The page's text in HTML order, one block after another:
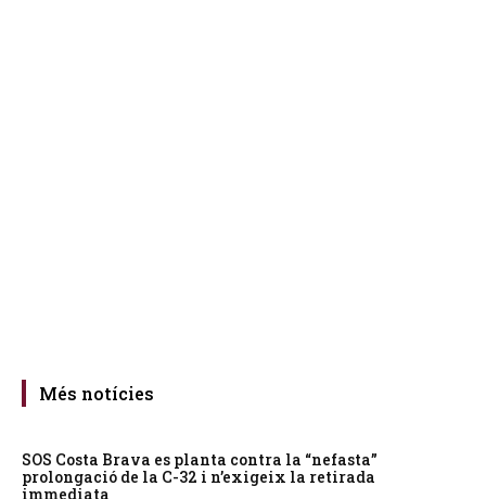
Més notícies
SOS Costa Brava es planta contra la “nefasta”
prolongació de la C-32 i n’exigeix la retirada
immediata